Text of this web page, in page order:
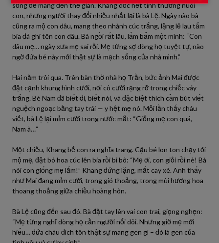
sống để mang đến thế gian. Khang dốc hết tình thương nuôi
con, nhưng người thay đổi nhiều nhất lại là bà Lệ. Ngày nào bà
cũng ra mộ con dâu, mang theo nhành cúc trắng, lặng lẽ lau tấm
bia đá ghi tên con dâu. Bà ngồi rất lâu, lẩm bẩm một mình: “Con
dâu mẹ… ngày xưa mẹ sai rồi. Mẹ từng sợ dòng họ tuyệt tự, nào
ngờ đứa bé này mới thật sự là mạch sống của nhà mình.”
Hai năm trôi qua. Trên bàn thờ nhà họ Trần, bức ảnh Mai được
đặt cạnh khung hình cưới, nơi cô cười rạng rỡ trong chiếc váy
trắng. Bé Nam đã biết đi, biết nói, và đặc biệt thích cầm bút viết
nguệch ngoạc bằng tay trái — y hệt mẹ nó. Mỗi lần thấy cháu
viết, bà Lệ lại mỉm cười trong nước mắt: “Giống mẹ con quá,
Nam à…”
Một chiều, Khang bế con ra nghĩa trang. Cậu bé lon ton chạy tới
mộ mẹ, đặt bó hoa cúc lên bia rồi bi bô: “Mẹ ơi, con giỏi rồi nè! Bà
nói con giống mẹ lắm!” Khang đứng lặng, mắt cay xè. Anh thấy
như Mai đang mỉm cười, trong gió thoảng, trong mùi hương hoa
thoang thoảng giữa chiều hoàng hôn.
Bà Lệ cũng đến sau đó. Bà đặt tay lên vai con trai, giọng nghẹn:
“Mẹ từng nghĩ dòng họ cần người nối dõi. Nhưng giờ mẹ mới
hiểu… đứa cháu đích tôn thật sự mang gen gì – đó là gen của